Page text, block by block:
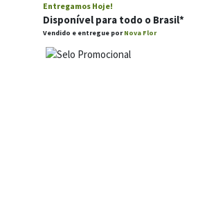
Entregamos Hoje!
Disponível para todo o Brasil*
Vendido e entregue porNova Flor